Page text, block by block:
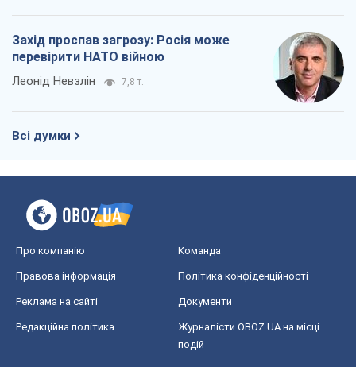
Захід проспав загрозу: Росія може
перевірити НАТО війною
Леонід Невзлін 7,8 т.
Всі думки
Про компанію Команда
Правова інформація Політика конфіденційності
Реклама на сайті Документи
Редакційна політика
Журналісти OBOZ.UA на місці
подій